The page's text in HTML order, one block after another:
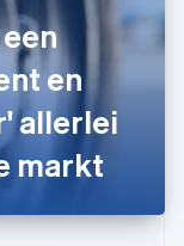
en
allerlei
markt